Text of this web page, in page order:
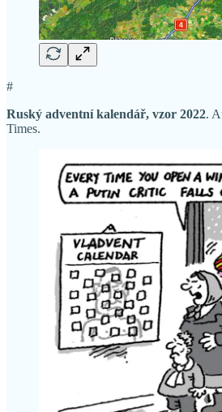
#
Ruský adventní kalendář, vzor 2022.
Times.